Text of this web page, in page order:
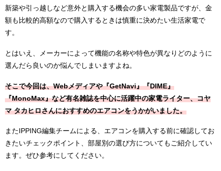
新築や引っ越しなど意外と購入する機会の多い家電製品ですが、金
額も比較的高額なので購入するときは慎重に決めたい生活家電で
す。
とはいえ、メーカーによって機能の名称や特色が異なりどのように
選んだら良いのか悩んでしまいますよね。
そこで今回は、Webメディアや『GetNavi』『DIME』
『MonoMax』など有名雑誌を中心に活躍中の家電ライター、コヤ
マ タカヒロさんにおすすめのエアコンをうかがいました。
またIPPING編集チームによる、エアコンを購入する前に確認してお
きたいチェックポイント、部屋別の選び方についてもご紹介してい
ます。ぜひ参考にしてください。